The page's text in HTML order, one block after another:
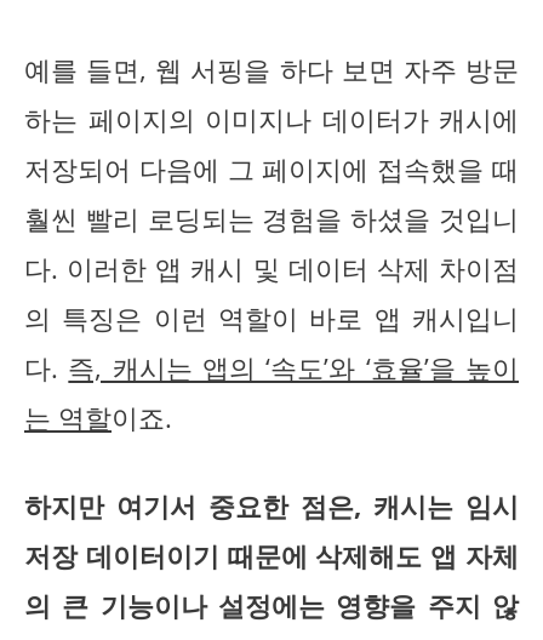
예를 들면, 웹 서핑을 하다 보면 자주 방문
하는 페이지의 이미지나 데이터가 캐시에
저장되어 다음에 그 페이지에 접속했을 때
훨씬 빨리 로딩되는 경험을 하셨을 것입니
다. 이러한 앱 캐시 및 데이터 삭제 차이점
의 특징은 이런 역할이 바로 앱 캐시입니
다. 즉, 캐시는 앱의 ‘속도’와 ‘효율’을 높이
는 역할이죠.
하지만 여기서 중요한 점은, 캐시는 임시
저장 데이터이기 때문에 삭제해도 앱 자체
의 큰 기능이나 설정에는 영향을 주지 않